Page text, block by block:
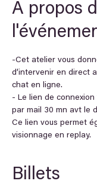
À propos
-Cet atelier vous
d’intervenir en direct
chat en ligne.
- Le lien de
par mail 30 mn avt le
Ce lien vous permet
visionnage en replay.
Billets